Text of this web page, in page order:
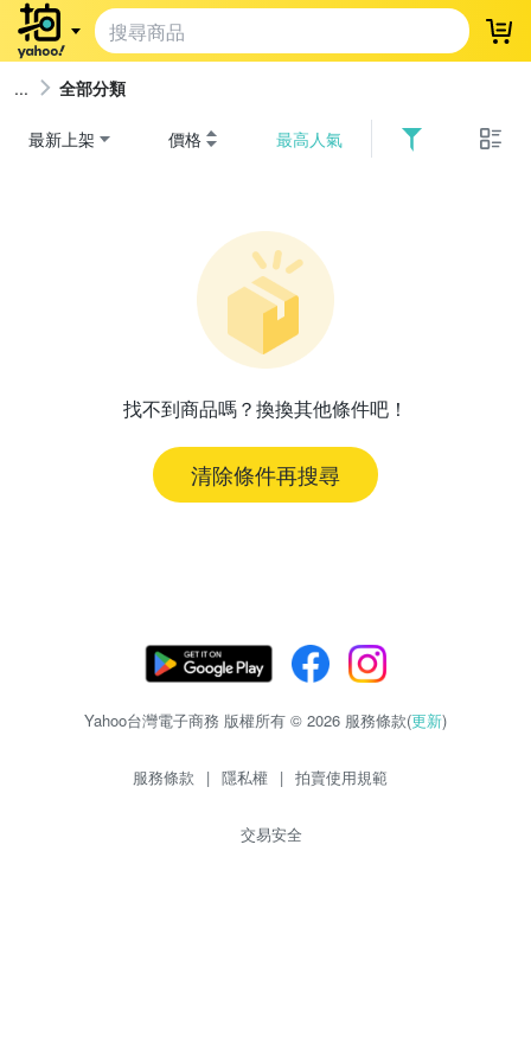
登
全部分類
最新上架 價格 最高人氣
找不到商品嗎？換換其他條件吧！
清除條件再搜尋
Yahoo台灣電子商務 版權所有 © 2026 服務條款(更新)
服務條款 | 隱私權 | 拍賣使用規範
交易安全